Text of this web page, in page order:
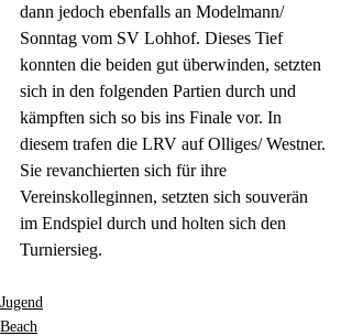
dann jedoch ebenfalls an Modelmann/
Sonntag vom SV Lohhof. Dieses Tief
konnten die beiden gut überwinden, setzten
sich in den folgenden Partien durch und
kämpften sich so bis ins Finale vor. In
diesem trafen die LRV auf Olliges/ Westner.
Sie revanchierten sich für ihre
Vereinskolleginnen, setzten sich souverän
im Endspiel durch und holten sich den
Turniersieg.
Jugend
Beach